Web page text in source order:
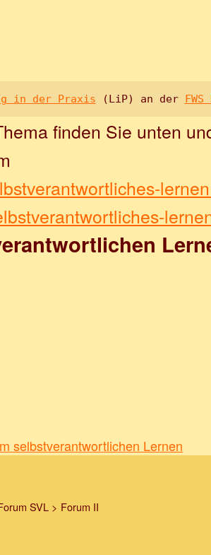
in der Praxis (LiP) an der
finden Sie unten
selbstverantwortlichen Lernen
SVL > Forum II